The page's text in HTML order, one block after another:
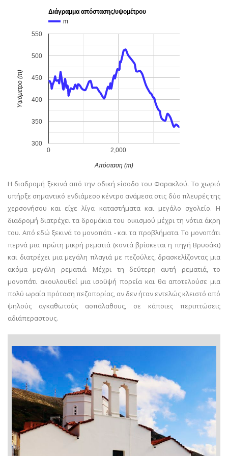
Διάγραμμα απόστασης/υψομέτρου
m
0 2,000
300
350
400
450
500
550
Απόσταση (m)
Υψόμετρο (m)
Η διαδρομή ξεκινά από την οδική είσοδο του Φαρακλού. Το χωριό
υπήρξε σημαντικό ενδιάμεσο κέντρο ανάμεσα στις δύο πλευρές της
χερσονήσου και είχε λίγα καταστήματα και μεγάλο σχολείο. Η
διαδρομή διατρέχει τα δρομάκια του οικισμού μέχρι τη νότια άκρη
του. Από εδώ ξεκινά το μονοπάτι - και τα προβλήματα.Το μονοπάτι
περνά μια πρώτη μικρή ρεματιά (κοντά βρίσκεται η πηγή Βρυσάκι)
και διατρέχει μια μεγάλη πλαγιά με πεζούλες, δρασκελίζοντας μια
ακόμα μεγάλη ρεματιά. Μέχρι τη δεύτερη αυτή ρεματιά, το
μονοπάτι ακουλουθεί μια ισοϋψή πορεία και θα αποτελούσε μια
πολύ ωραία πρόταση πεζοπορίας, αν δεν ήταν εντελώς κλειστό από
ψηλούς αγκαθωτούς ασπάλαθους, σε κάποιες περιπτώσεις
αδιάπεραστους.